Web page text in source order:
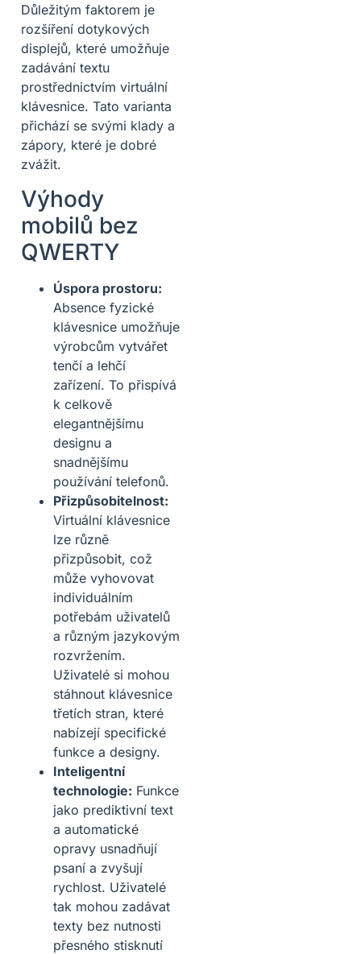
Důležitým faktorem je
rozšíření dotykových
displejů, které umožňuje
zadávání textu
prostřednictvím virtuální
klávesnice. Tato varianta
přichází se svými klady a
zápory, které je dobré
zvážit.
Výhody
mobilů bez
QWERTY
Úspora prostoru:
Absence fyzické
klávesnice umožňuje
výrobcům vytvářet
tenčí a lehčí
zařízení. To přispívá
k celkově
elegantnějšímu
designu a
snadnějšímu
používání telefonů.
Přizpůsobitelnost:
Virtuální klávesnice
lze různě
přizpůsobit, což
může vyhovovat
individuálním
potřebám uživatelů
a různým jazykovým
rozvržením.
Uživatelé si mohou
stáhnout klávesnice
třetích stran, které
nabízejí specifické
funkce a designy.
Inteligentní
technologie: Funkce
jako prediktivní text
a automatické
opravy usnadňují
psaní a zvyšují
rychlost. Uživatelé
tak mohou zadávat
texty bez nutnosti
přesného stisknutí